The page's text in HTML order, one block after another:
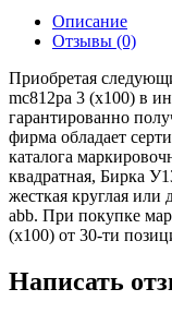
Описание
Отзывы (0)
Приобретая
mc812pa 3 (x100) в
гарантированно
фирма обладает
каталога
квадратная, Бирка
жесткая круглая
abb. При покупке
(x100) от 30-ти
Написать